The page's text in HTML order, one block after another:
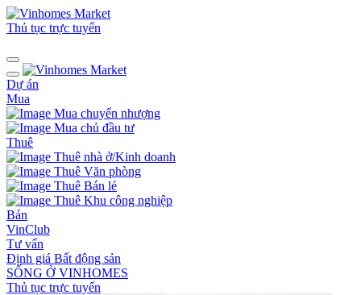
Thủ tục trực tuyến
Dự án
Mua
Mua chuyển nhượng
Mua chủ đầu tư
Thuê
Thuê nhà ở/Kinh doanh
Thuê Văn phòng
Thuê Bán lẻ
Thuê Khu công nghiệp
Bán
VinClub
Tư vấn
Định giá Bất động sản
SỐNG Ở VINHOMES
Thủ tục trực tuyến